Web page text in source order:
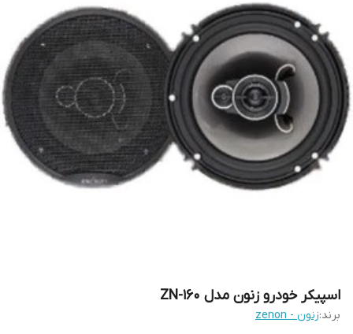
اسپیکر خودرو زنون مدل ZN-160
برند:زنون - zenon